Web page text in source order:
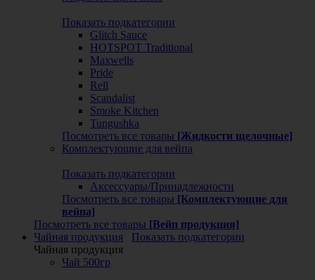
Показать подкатегории
Glitch Sauce
HOTSPOT Traditional
Maxwells
Pride
Rell
Scandalist
Smoke Kitchen
Tungushka
Посмотреть все товары [Жидкости щелочные]
Комплектующие для вейпа
Показать подкатегории
Аксессуары/Принадлежности
Посмотреть все товары [Комплектующие для
вейпа]
Посмотреть все товары [Вейп продукция]
Чайная продукция
Показать подкатегории
Чайная продукция
Чай 500гр